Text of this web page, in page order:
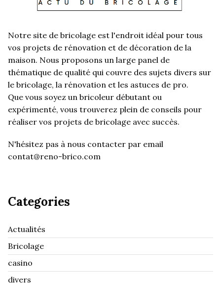
Notre site de bricolage est l'endroit idéal pour tous
vos projets de rénovation et de décoration de la
maison. Nous proposons un large panel de
thématique de qualité qui couvre des sujets divers sur
le bricolage, la rénovation et les astuces de pro.
Que vous soyez un bricoleur débutant ou
expérimenté, vous trouverez plein de conseils pour
réaliser vos projets de bricolage avec succès.
N'hésitez pas à nous contacter par email
contat@reno-brico.com
Categories
Actualités
Bricolage
casino
divers